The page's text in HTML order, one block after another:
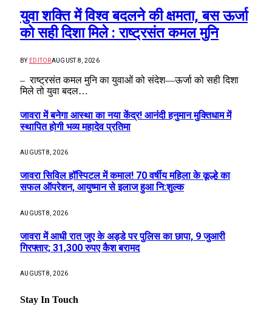
युवा शक्ति में विश्व बदलने की क्षमता, बस ऊर्जा
को सही दिशा मिले : राष्ट्रसंत कमल मुनि
BY EDITORAUGUST 8, 2026
– राष्ट्रसंत कमल मुनि का युवाओं को संदेश—ऊर्जा को सही दिशा
मिले तो युवा बदल…
जावरा में बनेगा आस्था का नया केंद्र! आनंदी हनुमान मुक्तिधाम में
स्थापित होगी भव्य महादेव प्रतिमा
AUGUST 8, 2026
जावरा सिविल हॉस्पिटल में कमाल! 70 वर्षीय महिला के कूल्हे का
सफल ऑपरेशन, आयुष्मान से इलाज हुआ नि:शुल्क
AUGUST 8, 2026
जावरा में आधी रात जुए के अड्डे पर पुलिस का छापा, 9 जुआरी
गिरफ्तार; 31,300 रुपए कैश बरामद
AUGUST 8, 2026
Stay In Touch